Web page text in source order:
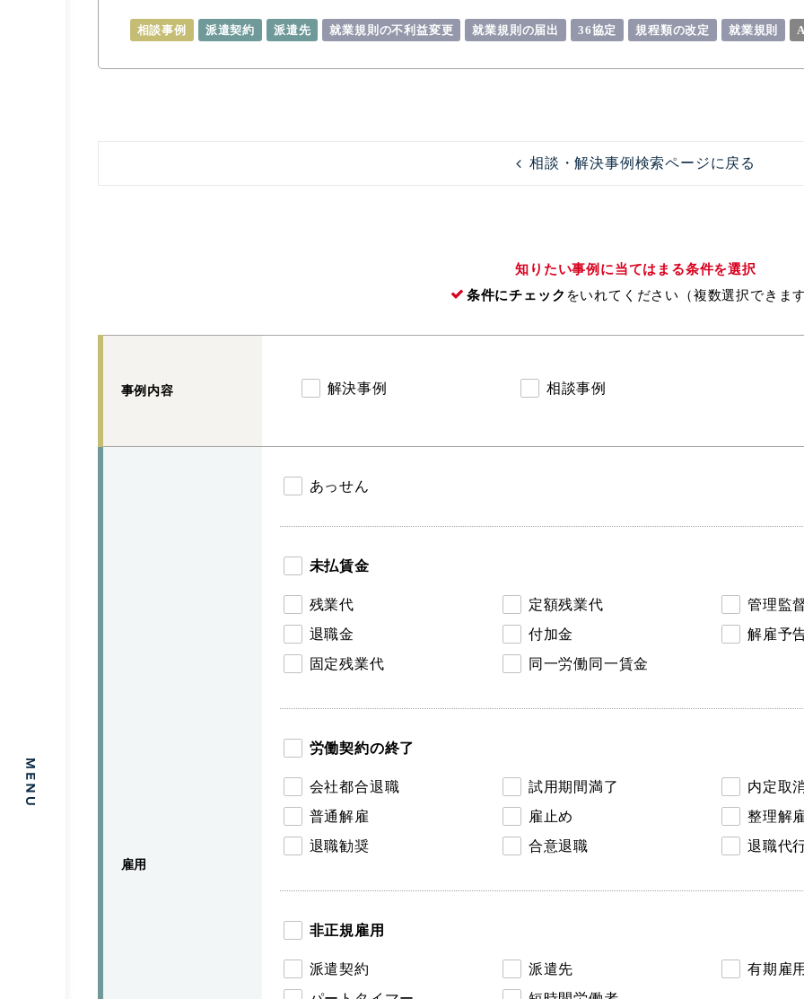
相談事例 派遣契約 派遣先 就業規則の不利益変更 就業規則の届出 36協定 規程類の改定 就業規則
相談・解決事例検索ページに戻る
知りたい事例に当てはまる条件を選択
条件にチェック をいれてください（複数選択できます
事例内容 解決事例 相談事例
雇用
あっせん
未払賃金
残業代 定額残業代 管理監
退職金
付加金 解雇予
固定残業代
同一労働同一賃金
労働契約の終了
会社都合退職 試用期間満了 内定取
普通解雇
雇止め 整理解
退職勧奨
合意退職 退職代
非正規雇用
派遣契約 派遣先 有期雇用